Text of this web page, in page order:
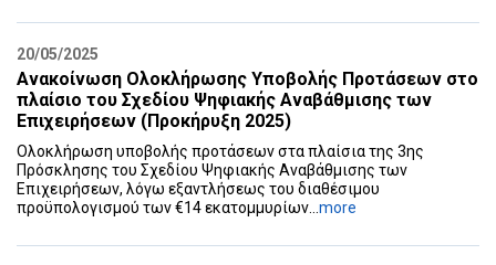
20/05/2025
Ανακοίνωση Ολοκλήρωσης Υποβολής Προτάσεων στο
πλαίσιο του Σχεδίου Ψηφιακής Αναβάθμισης των
Επιχειρήσεων (Προκήρυξη 2025)
Ολοκλήρωση υποβολής προτάσεων στα πλαίσια της 3ης
Πρόσκλησης του Σχεδίου Ψηφιακής Αναβάθμισης των
Επιχειρήσεων, λόγω εξαντλήσεως του διαθέσιμου
προϋπολογισμού των €14 εκατομμυρίων... more